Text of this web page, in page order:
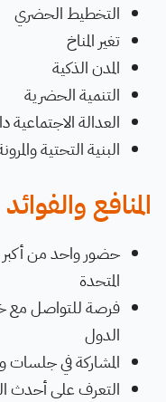
التخطيط الحضري
تغير المناخ
المدن الذكية
التنمية الحضرية
العدالة الاجتماعية
البنية التحتية
المنافع والفوائد
حضور واحد من أكبر
المتحدة
فرصة للتواصل مع
الدول
المشاركة في
التعرف على أحدث